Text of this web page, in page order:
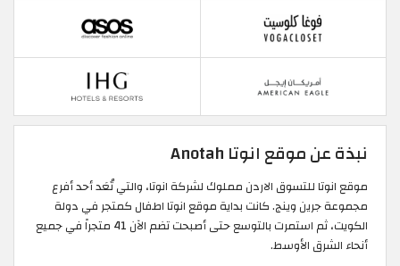
نبذة عن موقع انوتا Anotah
موقع انوتا للتسوق الاردن مملوك لشركة انوتا، والتي تُعَد أحد أفرع
مجموعة جرين وينج. كانت بداية موقع انوتا اطفال كمتجر في دولة
الكويت، ثم استمرت بالتوسع حتى أصبحت تضم الآن 41 متجراً في جميع
أنحاء الشرق الأوسط.